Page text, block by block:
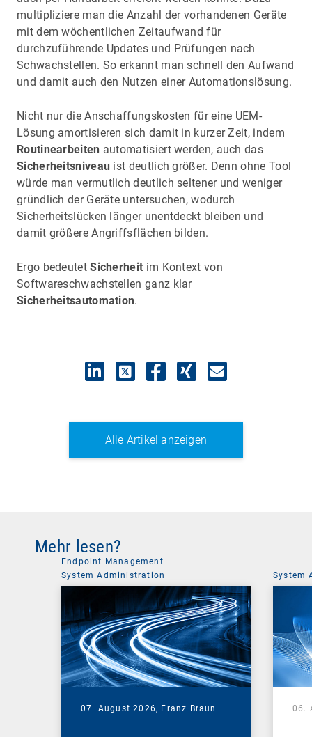
multipliziere man die Anzahl der vorhandenen Geräte
mit dem wöchentlichen Zeitaufwand für
durchzuführende Updates und Prüfungen nach
Schwachstellen. So erkannt man schnell den Aufwand
und damit auch den Nutzen einer Automationslösung.
Nicht nur die Anschaffungskosten für eine UEM-
Lösung amortisieren sich damit in kurzer Zeit, indem
Routinearbeiten automatisiert werden, auch das
Sicherheitsniveau ist deutlich größer. Denn ohne Tool
würde man vermutlich deutlich seltener und weniger
gründlich der Geräte untersuchen, wodurch
Sicherheitslücken länger unentdeckt bleiben und
damit größere Angriffsflächen bilden.
Ergo bedeutetSicherheit im Kontext von
Softwareschwachstellen ganz klar
Sicherheitsautomation.
Alle Artikel anzeigen
Mehr lesen?
Endpoint Management
System Administration
07. August 2026, Franz Braun
System
06.